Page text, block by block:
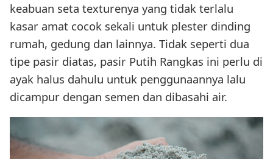
keabuan seta texturenya yang tidak terlalu
kasar amat cocok sekali untuk plester dinding
rumah, gedung dan lainnya. Tidak seperti dua
tipe pasir diatas, pasir Putih Rangkas ini perlu di
ayak halus dahulu untuk penggunaannya lalu
dicampur dengan semen dan dibasahi air.